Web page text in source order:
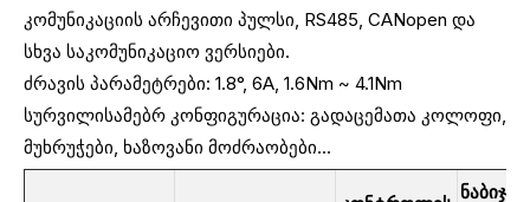
კომუნიკაციის არჩევითი პულსი, RS485, CANopen და
სხვა საკომუნიკაციო ვერსიები.
ძრავის პარამეტრები: 1.8°, 6A, 1.6Nm ~ 4.1Nm
სურვილისამებრ კონფიგურაცია: გადაცემათა კოლოფი,
მუხრუჭები, ხაზოვანი მოძრაობები...
ნაბიჯის